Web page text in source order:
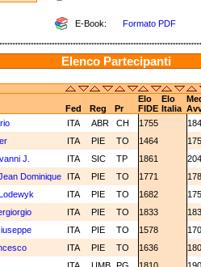
E-Book: Formato PDF
Elenco Partecipanti
Elo Elo
Fed Reg Pr FIDE Italia
ITA ABR CH 1755
ITA PIE TO 1464
J. ITA SIC TP 1861
Dominique ITA PIE TO 1771
ITA PIE TO 1682
ITA PIE TO 1833
ITA PIE TO 1578
ITA PIE TO 1636